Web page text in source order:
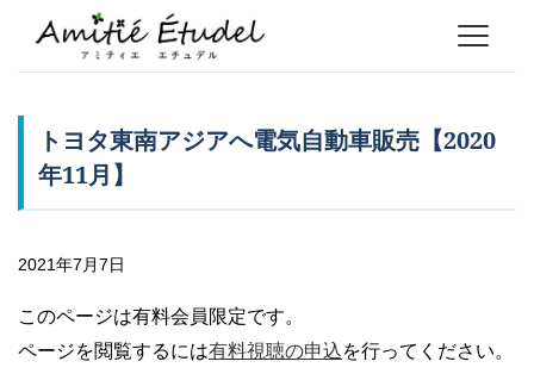
トヨタ東南アジアへ電気自動車販売【2020
年11月】
2021年7月7日
このページは有料会員限定です。
ページを閲覧するには有料視聴の申込を行ってください。